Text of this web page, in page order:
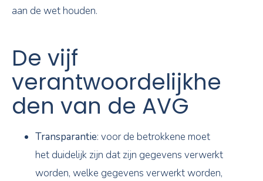
aan de wet houden.
De vijf
verantwoordelijkhe
den van de AVG
Transparantie: voor de betrokkene moet
het duidelijk zijn dat zijn gegevens verwerkt
worden, welke gegevens verwerkt worden,